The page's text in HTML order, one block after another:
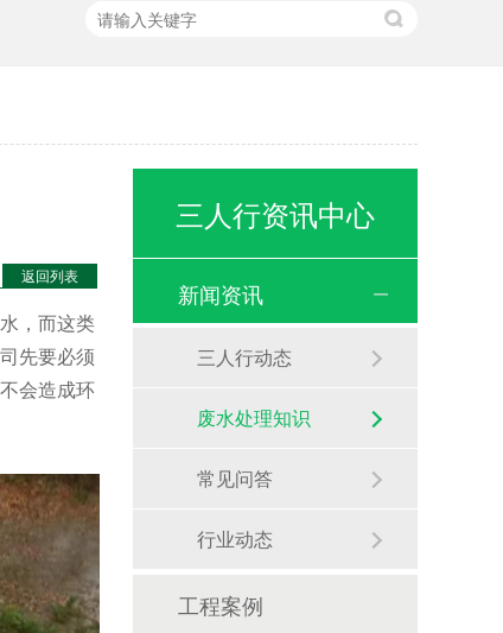
返回列表
，而这类
先要必须
会造成环
三人行资讯中心
新闻资讯
三人行动态
废水处理知识
常见问答
行业动态
工程案例